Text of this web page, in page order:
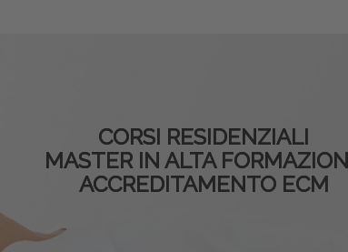
CORSI RESIDENZIALI
MASTER IN ALTA
ACCREDITAMENTO ECM